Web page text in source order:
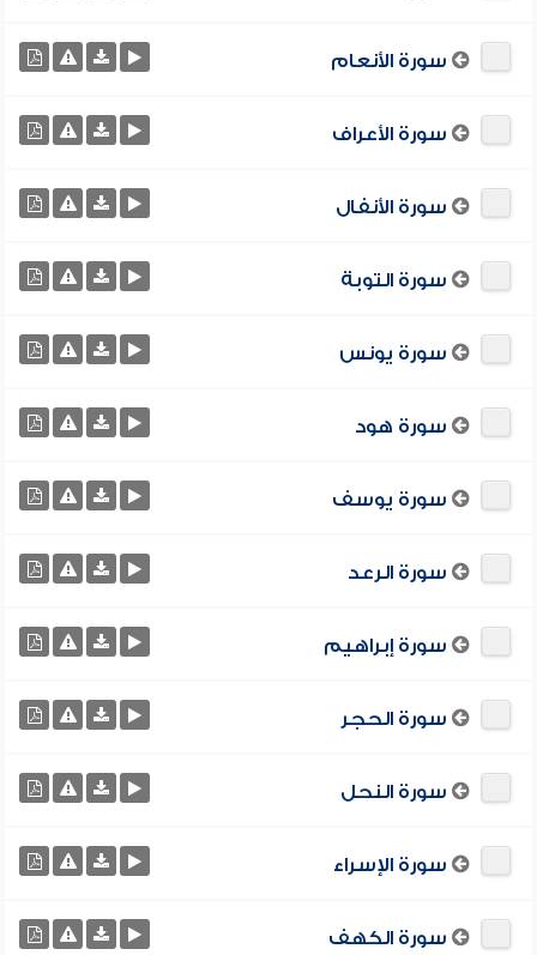
سورة الأنعام
سورة الأعراف
سورة الأنفال
سورة التوبة
سورة يونس
سورة هود
سورة يوسف
سورة الرعد
سورة إبراهيم
سورة الحجر
سورة النحل
سورة الإسراء
سورة الكهف